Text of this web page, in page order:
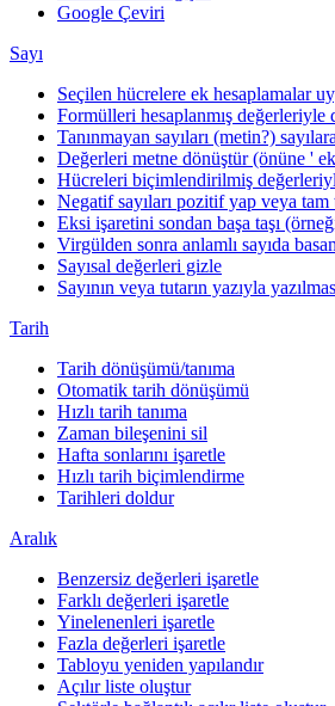
Google Çeviri
Sayı
Seçilen hücrelere ek hesaplamalar
Formülleri hesaplanmış değerleriyle
Tanınmayan sayıları (metin?)
Değerleri metne dönüştür (önüne '
Hücreleri biçimlendirilmiş
Negatif sayıları pozitif yap veya tam
Eksi işaretini sondan başa taşı
Virgülden sonra anlamlı sayıda
Sayısal değerleri gizle
Sayının veya tutarın yazıyla
Tarih
Tarih dönüşümü/tanıma
Otomatik tarih dönüşümü
Hızlı tarih tanıma
Zaman bileşenini sil
Hafta sonlarını işaretle
Hızlı tarih biçimlendirme
Tarihleri doldur
Aralık
Benzersiz değerleri işaretle
Farklı değerleri işaretle
Yinelenenleri işaretle
Fazla değerleri işaretle
Tabloyu yeniden yapılandır
Açılır liste oluştur